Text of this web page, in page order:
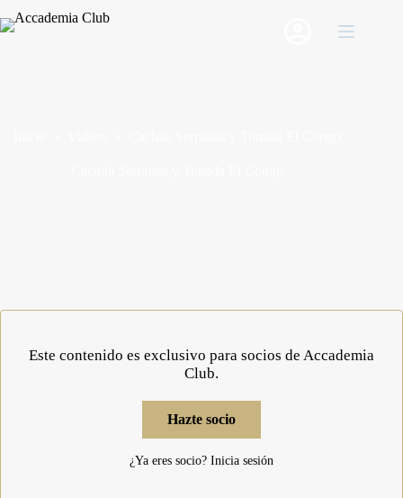
al
Este contenido es exclusivo para socios de Accademia
Club.
Hazte socio
¿Ya eres socio? Inicia sesión